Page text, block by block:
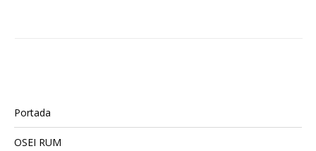
Portada
OSEI RUM